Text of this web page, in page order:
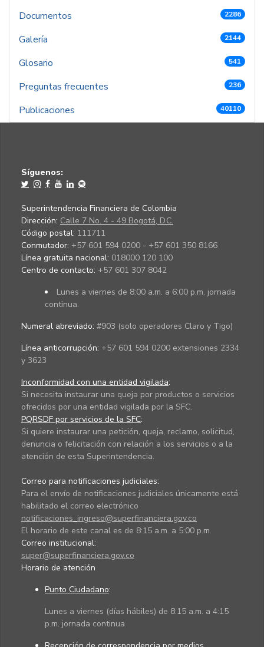
Documentos 2286
Galería 2144
Glosario 541
Preguntas frecuentes 236
Publicaciones 40110
Síguenos:
Superintendencia Financiera de Colombia
Dirección: Calle 7 No. 4 - 49 Bogotá, D.C.
Código postal: 111711
Conmutador: +57 601 594 0200 - +57 601 350 8166
Línea gratuita nacional: 018000 120 100
Centro de contacto: +57 601 307 8042
Lunes a viernes de 8:00 a.m. a 6:00 p.m. jornada
continua.
Numeral abreviado: #903 (solo operadores Claro y Tigo)
Línea anticorrupción: +57 601 594 0200 extensiones 2334
y 3623
Inconformidad con una entidad vigilada:
Si necesita instaurar una queja por productos o servicios
ofrecidos por una entidad vigilada por la SFC.
PQRSDF por servicios de la SFC:
Si quiere instaurar una petición, queja, reclamo, solicitud,
denuncia o felicitación con relación a los servicios o a la
atención de esta Superintendencia.
Correo para notificaciones judiciales:
Para el envío de notificaciones judiciales únicamente está
habilitado el correo electrónico
notificaciones_ingreso@superfinanciera.gov.co
El horario de este canal es de 8:15 a.m. a 5:00 p.m.
Correo institucional:
super@superfinanciera.gov.co
Horario de atención
Punto Ciudadano:
Lunes a viernes (días hábiles) de 8:15 a.m. a 4:15
p.m. jornada continua